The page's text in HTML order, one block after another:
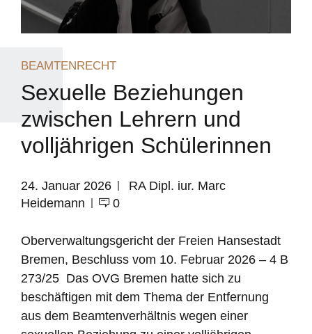
BEAMTENRECHT
Sexuelle Beziehungen
zwischen Lehrern und
volljährigen Schülerinnen
24. Januar 2026
RA Dipl. iur. Marc
Heidemann
0
Oberverwaltungsgericht der Freien Hansestadt
Bremen, Beschluss vom 10. Februar 2026 – 4 B
273/25 Das OVG Bremen hatte sich zu
beschäftigen mit dem Thema der Entfernung
aus dem Beamtenverhältnis wegen einer